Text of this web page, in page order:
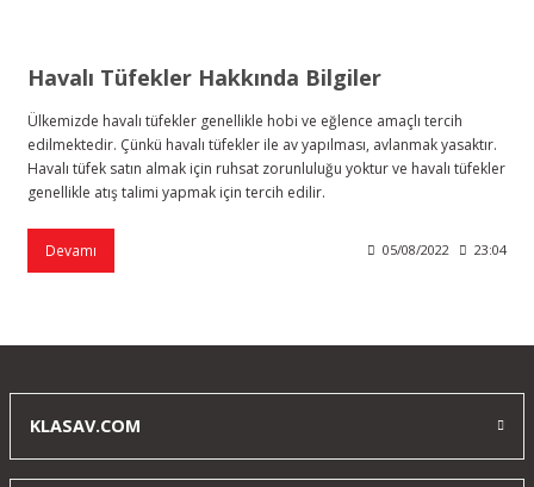
Havalı Tüfekler Hakkında Bilgiler
Ülkemizde havalı tüfekler genellikle hobi ve eğlence amaçlı tercih
edilmektedir. Çünkü havalı tüfekler ile av yapılması, avlanmak yasaktır.
Havalı tüfek satın almak için ruhsat zorunluluğu yoktur ve havalı tüfekler
genellikle atış talimi yapmak için tercih edilir.
Devamı 05/08/2022 23:04
KLASAV.COM